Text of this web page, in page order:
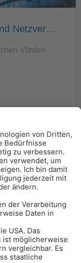
Weglage Randsicherung- und Netzvermietung GmbH & Co. KG
Vörden
zu den